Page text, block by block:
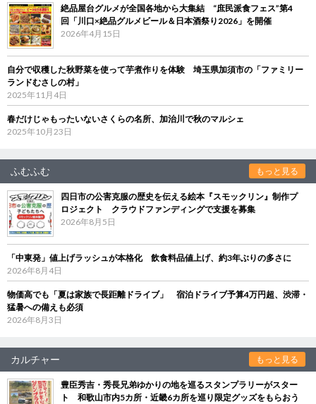
絶品屋台グルメが全国各地から大集結 “庶民派食フェス”第4
回「川口×絶品グルメビール＆日本酒祭り2026」を開催
2026年4月15日
自分で収穫した秋野菜を使って芋煮作りを体験 埼玉県加須市の「ファミリー
ランドむさしの村」
2025年11月4日
春だけじゃもったいないさくらの名所、加治川で秋のマルシェ
2025年10月23日
ふむふむ もっと見る
四日市の公害克服の歴史を伝える絵本『スモックリン』制作プ
ロジェクト クラウドファンディングで支援を募集
2026年8月5日
「中東発」値上げラッシュが本格化 飲食料品値上げ、約3年ぶりの多さに
2026年8月4日
物価高でも「夏は家族で長距離ドライブ」 宿泊ドライブ予算4万円超、渋滞・
猛暑への備えも必須
2026年8月3日
カルチャー もっと見る
豊臣秀吉・秀長兄弟ゆかりの地を巡るスタンプラリーがスター
ト 和歌山市内5カ所・近畿6カ所を巡り限定グッズをもらおう